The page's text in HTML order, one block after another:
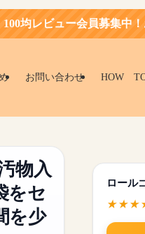
募集中！お得にお買い物し
お問い合わせ HOW TO
物入
をセ
を少
ロール